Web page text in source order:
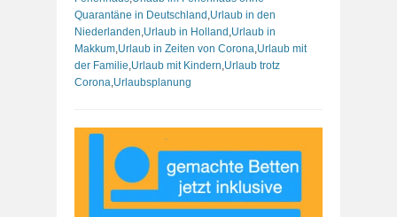
Quarantäne in Deutschland Urlaub in den
Niederlanden Urlaub in Holland Urlaub in
Makkum Urlaub in Zeiten von Corona Urlaub mit
der Familie Urlaub mit Kindern Urlaub trotz
Corona Urlaubsplanung